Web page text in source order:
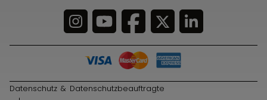
Datenschutz & Datenschutzbeauftragte